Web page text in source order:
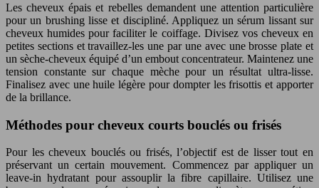
Les cheveux épais et rebelles demandent une attention particulière
pour un brushing lisse et discipliné. Appliquez un sérum lissant sur
cheveux humides pour faciliter le coiffage. Divisez vos cheveux en
petites sections et travaillez-les une par une avec une brosse plate et
un sèche-cheveux équipé d’un embout concentrateur. Maintenez une
tension constante sur chaque mèche pour un résultat ultra-lisse.
Finalisez avec une huile légère pour dompter les frisottis et apporter
de la brillance.
Méthodes pour cheveux courts bouclés ou frisés
Pour les cheveux bouclés ou frisés, l’objectif est de lisser tout en
préservant un certain mouvement. Commencez par appliquer un
leave-in hydratant pour assouplir la fibre capillaire. Utilisez une